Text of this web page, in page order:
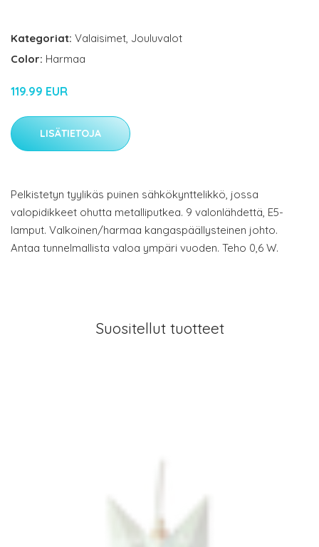
Kategoriat: Valaisimet, Jouluvalot
Color: Harmaa
119.99 EUR
LISÄTIETOJA
Pelkistetyn tyylikäs puinen sähkökynttelikkö, jossa
valopidikkeet ohutta metalliputkea. 9 valonlähdettä, E5-
lamput. Valkoinen/harmaa kangaspäällysteinen johto.
Antaa tunnelmallista valoa ympäri vuoden. Teho 0,6 W.
Suositellut tuotteet